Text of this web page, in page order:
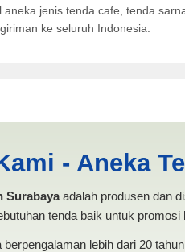
jenis tenda cafe, tenda
ke seluruh Indonesia.
- Aneka
Surabayaadalah produsen dan
tenda baik untuk
berpengalaman lebih dari 20